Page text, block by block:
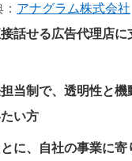
アナグラム株式会社
話せる広告代理店に
当制で、透明性と機
い方
に、自社の事業に寄